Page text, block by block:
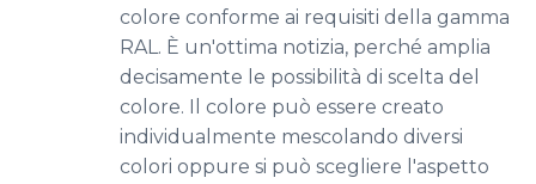
colore conforme ai requisiti della gamma
RAL. È un'ottima notizia, perché amplia
decisamente le possibilità di scelta del
colore. Il colore può essere creato
individualmente mescolando diversi
colori oppure si può scegliere l'aspetto